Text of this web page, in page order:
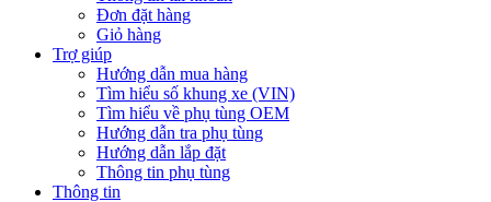
Đơn đặt hàng
Giỏ hàng
Trợ giúp
Hướng dẫn mua hàng
Tìm hiểu số khung xe (VIN)
Tìm hiểu về phụ tùng OEM
Hướng dẫn tra phụ tùng
Hướng dẫn lắp đặt
Thông tin phụ tùng
Thông tin